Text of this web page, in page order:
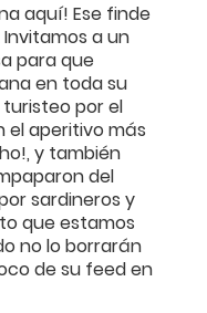
aquí! Ese finde
a un
para que
en toda su
turisteo por el
el aperitivo más
y también
del
sardineros y
que estamos
no lo borrarán
de su feed en